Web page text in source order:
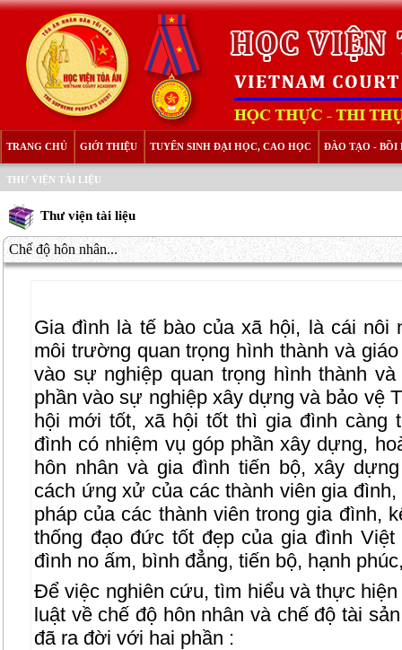
TRANG CHỦ GIỚI THIỆU TUYỂN SINH ĐẠI HỌC, CAO HỌC ĐÀO TẠO - BỒI
THƯ VIỆN TÀI LIỆU
Thư viện tài liệu
Chế độ hôn nhân...
Gia đình là tế bào của xã hội, là cái
môi trường quan trọng hình thành và
vào sự nghiệp quan trọng hình thành
phần vào sự nghiệp xây dựng và bảo vệ
hội mới tốt, xã hội tốt thì gia đình càng
đình có nhiệm vụ góp phần xây dựng,
hôn nhân và gia đình tiến bộ, xây
cách ứng xử của các thành viên gia
pháp của các thành viên trong gia đình,
thống đạo đức tốt đẹp của gia đình
đình no ấm, bình đẳng, tiến bộ, hạnh
Để việc nghiên cứu, tìm hiểu và thực
luật về chế độ hôn nhân và chế độ tài
đã ra đời với hai phần :